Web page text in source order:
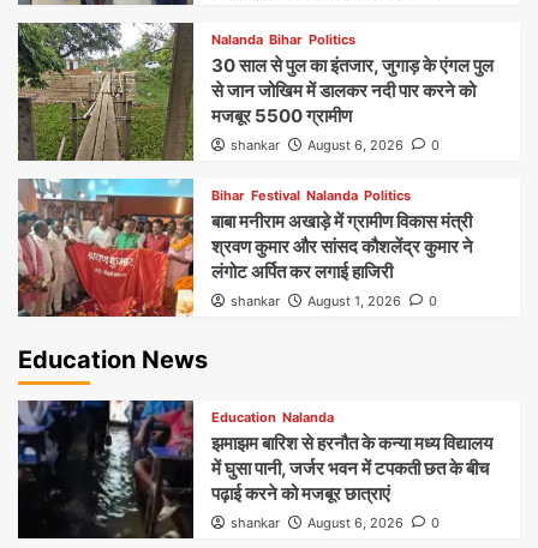
Nalanda Bihar Politics
30 साल से पुल का इंतजार, जुगाड़ के एंगल पुल
से जान जोखिम में डालकर नदी पार करने को
मजबूर 5500 ग्रामीण
shankar August 6, 2026 0
Bihar Festival Nalanda Politics
बाबा मनीराम अखाड़े में ग्रामीण विकास मंत्री
श्रवण कुमार और सांसद कौशलेंद्र कुमार ने
लंगोट अर्पित कर लगाई हाजिरी
shankar August 1, 2026 0
Education News
Education Nalanda
झमाझम बारिश से हरनौत के कन्या मध्य विद्यालय
में घुसा पानी, जर्जर भवन में टपकती छत के बीच
पढ़ाई करने को मजबूर छात्राएं
shankar August 6, 2026 0